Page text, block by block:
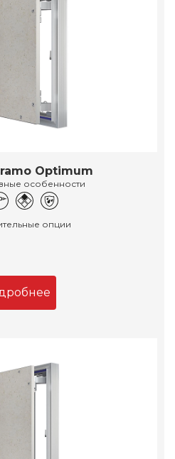
Optimum
особенности
опции